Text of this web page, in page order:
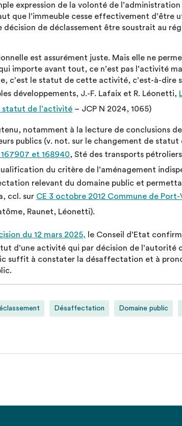
expression de la volonté de
que l’immeuble cesse effectivement d’être
décision de déclassement être soustrait au
est assurément juste. Mais elle ne
importe avant tout, ce n’est pas l’activité
c’est le statut de cette activité, c’est-à-dire
développements, J.-F. Lafaix et R. Léonetti,
statut de l’activité – JCP N 2024, 1065)
notamment à la lecture de conclusions
publics (v. not. sur le changement de statut
167907 et 168940, Sté des transports
du critère de l’aménagement
relevant du domaine public et
ccl. sur CE 3 octobre 2012 Commune de Port-
Raunet, Léonetti).
du 12 mars 2025, le Conseil d’Etat
d’une activité qui par décision de l’autorité
suffit à constater la désaffectation et à
Désaffectation Domaine public